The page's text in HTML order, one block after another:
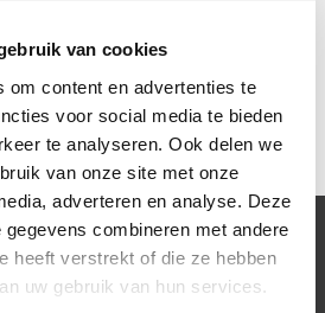
van cookies
om content en advertenties te
voor social media te bieden
te analyseren. Ook delen we
van onze site met onze
adverteren en analyse. Deze
combineren met andere
heeft verstrekt of die ze hebben
uw gebruik van hun services.